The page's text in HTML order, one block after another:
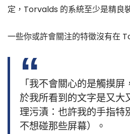
定，Torvalds 的系統至少是精良
一些你或許會關注的特徵沒有在
「我不會關心的是觸摸
於我所看到的文字是又大
理污漬：也許我的手指特
不想碰那些屏幕）。